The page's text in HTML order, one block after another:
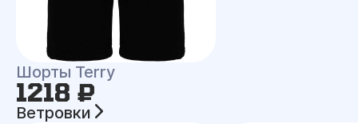
Шорты Terry
1218 ₽
Ветровки